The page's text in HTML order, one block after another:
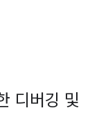
디버깅 및